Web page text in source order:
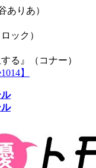
ありあ）
ック）
る』（コナー）
】